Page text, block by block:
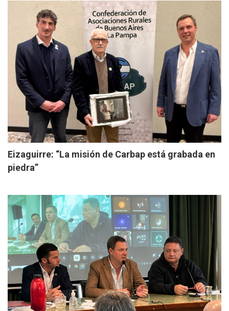
Eizaguirre: “La misión de Carbap está grabada en
piedra”